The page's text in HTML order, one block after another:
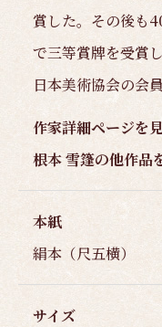
賞した。その後も
で三等賞牌を受賞
日本美術協会の会
作家詳細ページを
根本 雪篷の他作品
本紙
絹本（尺五横）
サイズ